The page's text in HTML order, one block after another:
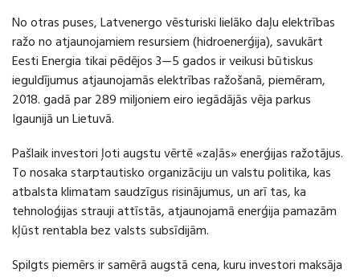
No otras puses, Latvenergo vēsturiski lielāko daļu elektrības
ražo no atjaunojamiem resursiem (hidroenerģija), savukārt
Eesti Energia tikai pēdējos 3—5 gados ir veikusi būtiskus
ieguldījumus atjaunojamās elektrības ražošanā, piemēram,
2018. gadā par 289 miljoniem eiro iegādājās vēja parkus
Igaunijā un Lietuvā.
Pašlaik investori ļoti augstu vērtē «zaļās» enerģijas ražotājus.
To nosaka starptautisko organizāciju un valstu politika, kas
atbalsta klimatam saudzīgus risinājumus, un arī tas, ka
tehnoloģijas strauji attīstās, atjaunojamā enerģija pamazām
kļūst rentabla bez valsts subsīdijām.
Spilgts piemērs ir samērā augstā cena, kuru investori maksāja